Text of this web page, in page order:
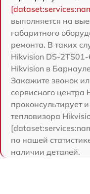
выполняется на
габаритного
ремонта. В таких
Hikvision DS-
Hikvision в
Закажите звонок
сервисного центра
проконсультирует
тепловизора
по нашей
наличии деталей.